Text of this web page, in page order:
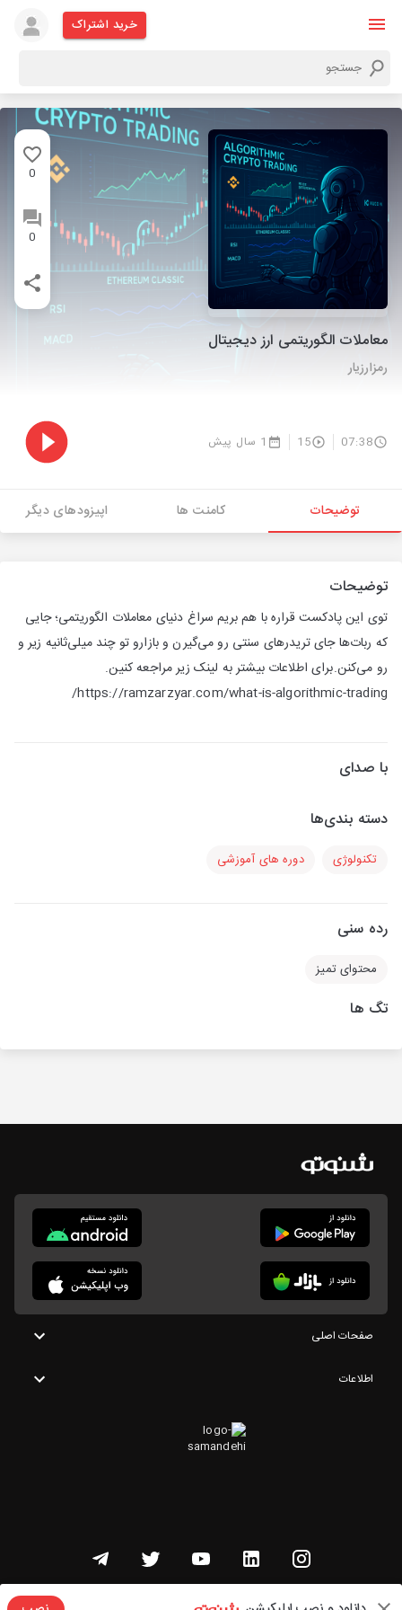
خرید اشتراک
0
0
معاملات الگوریتمی ارز دیجیتال
رمزارزیار
07:38
15 1 سال پیش
توضیحات کامنت ها اپیزودهای دیگر
توضیحات
توی این پادکست قراره با هم بریم سراغ دنیای معاملات الگوریتمی؛ جایی
که ربات‌ها جای تریدرهای سنتی رو می‌گیرن و بازارو تو چند میلی‌ثانیه زیر و
رو می‌کنن.برای اطلاعات بیشتر به لینک زیر مراجعه کنین.
https://ramzarzyar.com/what-is-algorithmic-trading/
با صدای
دسته بندی‌ها
تکنولوژی دوره های آموزشی
رده سنی
محتوای تمیز
تگ ها
صفحات اصلی
اطلاعات
تمامی حقوق این وبسایت متعلق به شنوتو است